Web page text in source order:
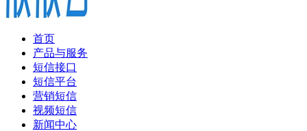
首页
产品与服务
短信接口
短信平台
营销短信
视频短信
新闻中心